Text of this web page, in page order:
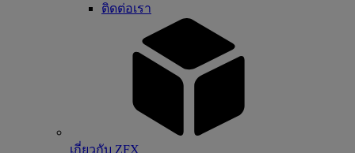
ติดต่อเรา
เกี่ยวกับ ZFX